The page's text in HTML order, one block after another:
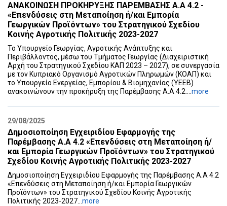
ΑΝΑΚΟΙΝΩΣΗ ΠΡΟΚΗΡΥΞΗΣ ΠΑΡΕΜΒΑΣΗΣ Α.Α 4.2 -
«Επενδύσεις στη Μεταποίηση ή/και Εμπορία
Γεωργικών Προϊόντων» του Στρατηγικού Σχεδίου
Κοινής ‎Αγροτικής Πολιτικής 2023-2027‎
To Υπουργείο Γεωργίας, Αγροτικής Ανάπτυξης και
Περιβάλλοντος, μέσω του Τμήματος Γεωργίας (Διαχειριστική
Αρχή του Στρατηγικού Σχεδίου ΚΑΠ 2023 – 2027), σε συνεργασία
με τον Κυπριακό Οργανισμό Αγροτικών Πληρωμών (ΚΟΑΠ) και
το Υπουργείο Ενεργείας, Εμπορίου & Βιομηχανίας (ΥΕΕΒ)
ανακοινώνουν την προκήρυξη της Παρέμβασης A.A 4.2.... more
29/08/2025
Δημοσιοποίηση Εγχειριδίου Εφαρμογής της
Παρέμβασης Α.Α 4.2 «Επενδύσεις στη ‎Μεταποίηση ή/
και Εμπορία Γεωργικών Προϊόντων» του Στρατηγικού
Σχεδίου Κοινής ‎Αγροτικής Πολιτικής 2023-2027‎
Δημοσιοποίηση Εγχειριδίου Εφαρμογής της Παρέμβασης Α.Α 4.2
«Επενδύσεις στη ‎Μεταποίηση ή/και Εμπορία Γεωργικών
Προϊόντων» του Στρατηγικού Σχεδίου Κοινής ‎Αγροτικής
Πολιτικής 2023-2027‎... more